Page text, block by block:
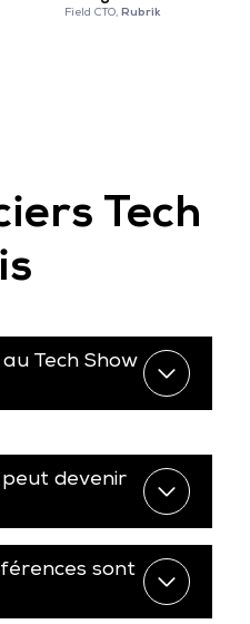
Field CTO,Rubrik
Tech
Tech Show
devenir
sont